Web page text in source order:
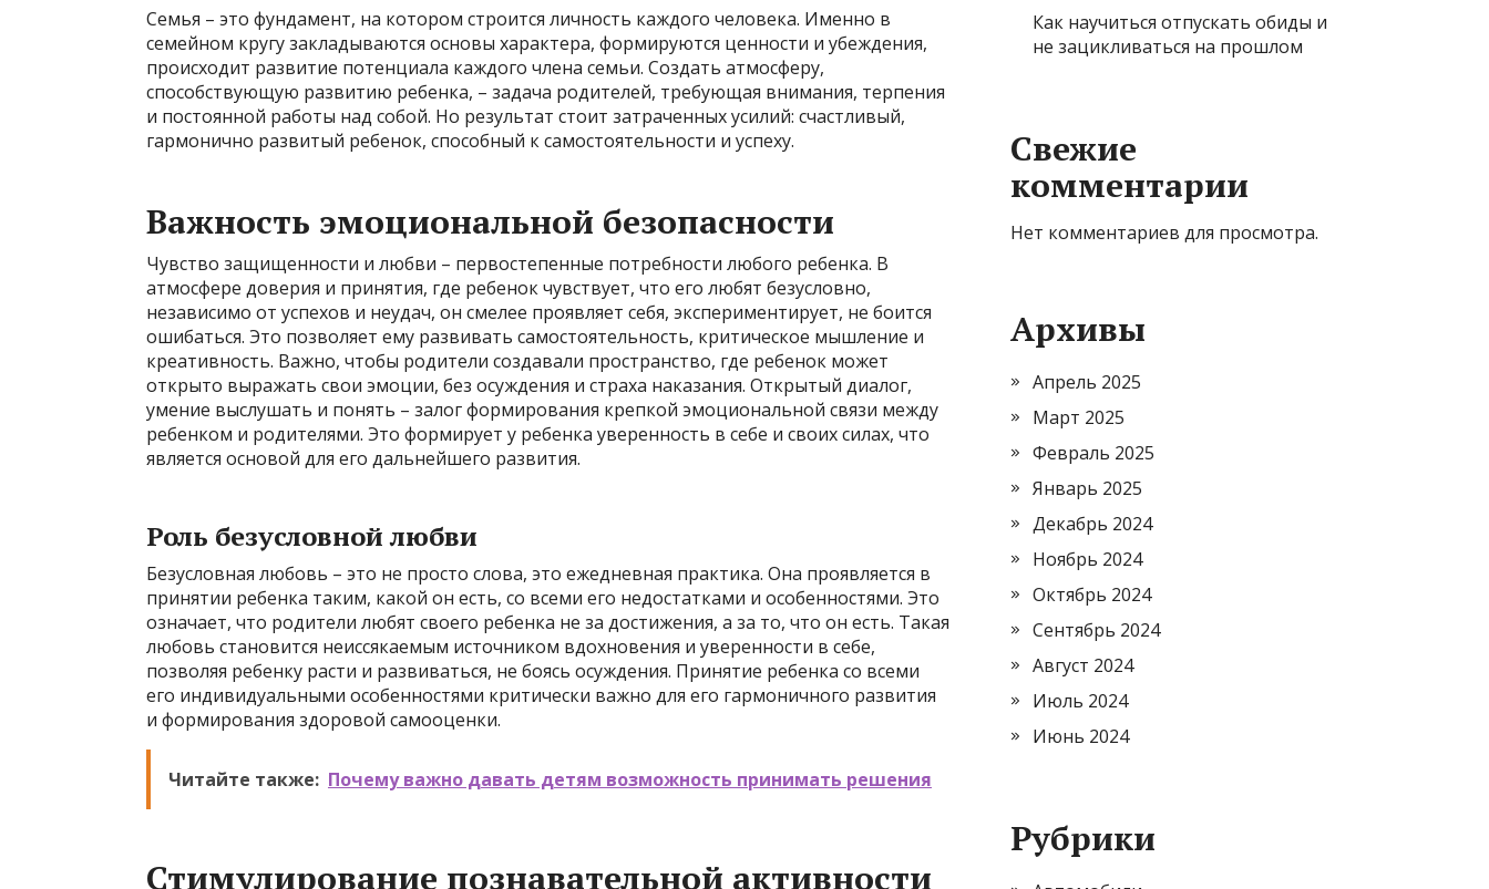
Семья – это фундамент, на котором строится личность каждого человека. Именно в
семейном кругу закладываются основы характера, формируются ценности и убеждения,
происходит развитие потенциала каждого члена семьи. Создать атмосферу,
способствующую развитию ребенка, – задача родителей, требующая внимания, терпения
и постоянной работы над собой. Но результат стоит затраченных усилий: счастливый,
гармонично развитый ребенок, способный к самостоятельности и успеху.
Важность эмоциональной безопасности
Чувство защищенности и любви – первостепенные потребности любого ребенка. В
атмосфере доверия и принятия, где ребенок чувствует, что его любят безусловно,
независимо от успехов и неудач, он смелее проявляет себя, экспериментирует, не боится
ошибаться. Это позволяет ему развивать самостоятельность, критическое мышление и
креативность. Важно, чтобы родители создавали пространство, где ребенок может
открыто выражать свои эмоции, без осуждения и страха наказания. Открытый диалог,
умение выслушать и понять – залог формирования крепкой эмоциональной связи между
ребенком и родителями. Это формирует у ребенка уверенность в себе и своих силах, что
является основой для его дальнейшего развития.
Роль безусловной любви
Безусловная любовь – это не просто слова, это ежедневная практика. Она проявляется в
принятии ребенка таким, какой он есть, со всеми его недостатками и особенностями. Это
означает, что родители любят своего ребенка не за достижения, а за то, что он есть. Такая
любовь становится неиссякаемым источником вдохновения и уверенности в себе,
позволяя ребенку расти и развиваться, не боясь осуждения. Принятие ребенка со всеми
его индивидуальными особенностями критически важно для его гармоничного развития
и формирования здоровой самооценки.
Читайте также: Почему важно давать детям возможность принимать решения
Стимулирование познавательной активности
Как научиться отпускать обиды и
не зацикливаться на прошлом
Свежие
комментарии
Нет комментариев для просмотра.
Архивы
Апрель 2025
Март 2025
Февраль 2025
Январь 2025
Декабрь 2024
Ноябрь 2024
Октябрь 2024
Сентябрь 2024
Август 2024
Июль 2024
Июнь 2024
Рубрики